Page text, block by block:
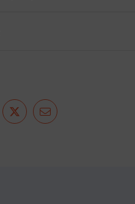
LinkedIn
sur Facebook
Partager sur Twitter
Partager par e-